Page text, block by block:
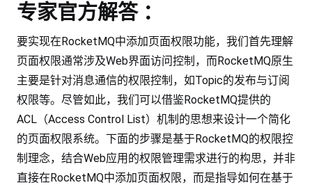
专家官方解答 ：
要实现在RocketMQ中添加页面权限功能，我们首先理解
页面权限通常涉及Web界面访问控制，而RocketMQ原生
主要是针对消息通信的权限控制，如Topic的发布与订阅
权限等。尽管如此，我们可以借鉴RocketMQ提供的
ACL（Access Control List）机制的思想来设计一个简化
的页面权限系统。下面的步骤是基于RocketMQ的权限控
制理念，结合Web应用的权限管理需求进行的构思，并非
直接在RocketMQ中添加页面权限，而是指导如何在基于